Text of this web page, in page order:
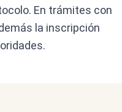
En trámites con
la inscripción